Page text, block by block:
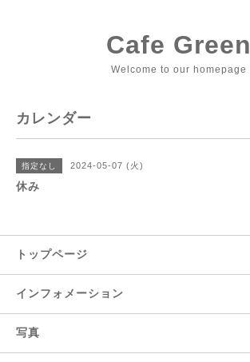
Cafe Green
Welcome to our homepage
カレンダー
指定なし 2024-05-07 (火)
休み
トップページ
インフォメーション
写真